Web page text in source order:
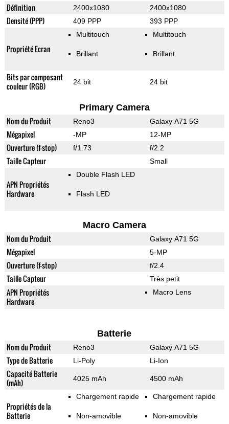
Définition 2400x1080 2400x1080
Densité (PPP) 409 PPP 393 PPP
Propriété Ecran
Multitouch
Brillant
Multitouch
Brillant
Bits par composant
couleur (RGB)
24 bit 24 bit
Primary Camera
Nom du Produit Reno3 Galaxy A71 5G
Mégapixel -MP 12-MP
Ouverture (f-stop) f/1.73 f/2.2
Taille Capteur Small
APN Propriétés
Hardware
Double Flash LED
Flash LED
Macro Camera
Nom du Produit Galaxy A71 5G
Mégapixel 5-MP
Ouverture (f-stop) f/2.4
Taille Capteur Très petit
APN Propriétés
Hardware
Macro Lens
Batterie
Nom du Produit Reno3 Galaxy A71 5G
Type de Batterie Li-Poly Li-Ion
Capacité Batterie
(mAh)
4025 mAh 4500 mAh
Propriétés de la
Batterie
Chargement rapide
Non-amovible
Chargement rapide
Non-amovible